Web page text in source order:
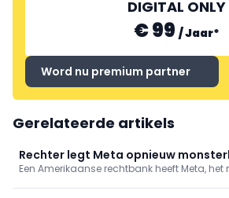
DIGITAL ONLY
€ 99 /Jaar*
Word nu premium partner
Gerelateerde artikels
Rechter legt Meta opnieuw
bedrijf moet kinderen meer
Een Amerikaanse rechtbank heeft Meta,